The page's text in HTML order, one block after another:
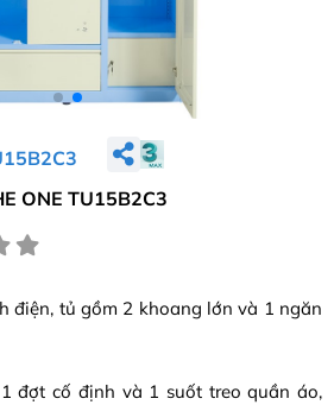
ONE TU15B2C3
điện, tủ gồm 2 khoang lớn và 1 ngăn
đợt cố định và 1 suốt treo quần áo,